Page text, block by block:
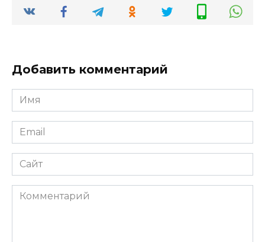
Добавить комментарий
Имя
*
Email
*
Сайт
Комментарий